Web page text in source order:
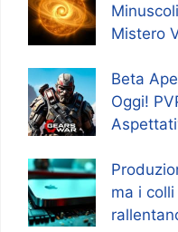
Mistero
Beta
Oggi!
ma i